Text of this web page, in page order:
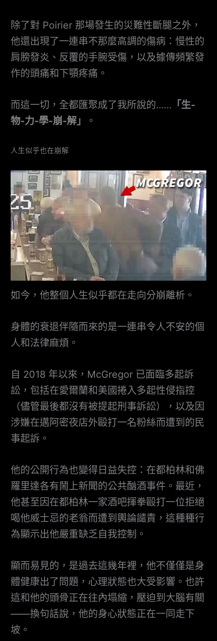
除了對 Poirier 那場發生的災難性斷腿之外，
他還出現了一連串不那麼高調的傷病：慢性的
肩膀發炎、反覆的手腕受傷，以及據傳頻繁發
作的頭痛和下顎疼痛。
而這一切，全都匯聚成了我所說的…… 「生-
物-力-學-崩-解」
。
人生似乎也在崩解
如今，他整個人生似乎都在走向分崩離析。
身體的衰退伴隨而來的是一連串令人不安的個
人和法律麻煩。
自 2018 年以來，McGregor 已面臨多起訴
訟，包括在愛爾蘭和美國捲入多起性侵指控
（儘管最後都沒有被提起刑事訴訟），以及因
涉嫌在邁阿密夜店外毆打一名粉絲而遭到的民
事起訴。
他的公開行為也變得日益失控：在都柏林和佛
羅里達各有鬧上新聞的公共酗酒事件。最近，
他甚至因在都柏林一家酒吧揮拳毆打一位拒絕
喝他威士忌的老翁而遭到輿論譴責，這種種行
為顯示出他嚴重缺乏自我控制。
顯而易見的，是過去這幾年裡，他不僅僅是身
體健康出了問題，心理狀態也大受影響。也許
這和他的頭骨正在往內塌縮，壓迫到大腦有關
——換句話說，他的身心狀態正在一同走下
坡。